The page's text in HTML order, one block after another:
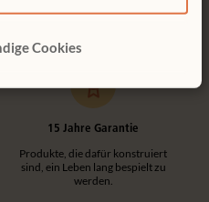
Cookies
15 Jahre Garantie
Produkte, die dafür konstruiert
sind, ein Leben lang bespielt zu
werden.